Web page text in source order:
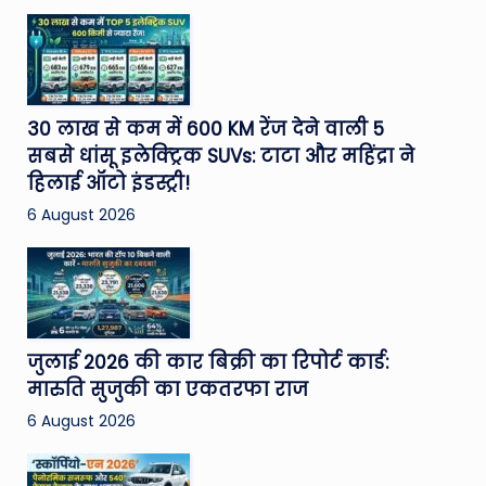
30 लाख से कम में 600 KM रेंज देने वाली 5
सबसे धांसू इलेक्ट्रिक SUVs: टाटा और महिंद्रा ने
हिलाई ऑटो इंडस्ट्री!
6 August 2026
जुलाई 2026 की कार बिक्री का रिपोर्ट कार्ड:
मारुति सुजुकी का एकतरफा राज
6 August 2026